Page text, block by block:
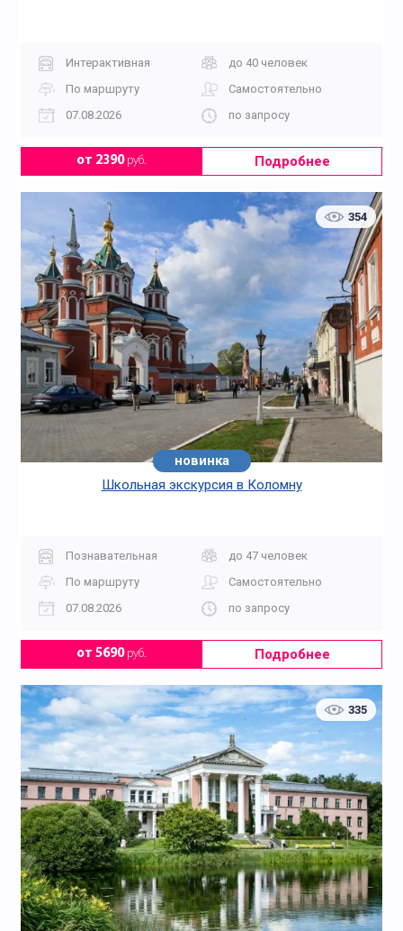
Интерактивная
до 40 человек
По маршруту
Самостоятельно
07.08.2026
по запросу
от 2390руб. Подробнее
354
новинка
Школьная экскурсия в Коломну
Познавательная
до 47 человек
По маршруту
Самостоятельно
07.08.2026
по запросу
от 5690руб. Подробнее
335